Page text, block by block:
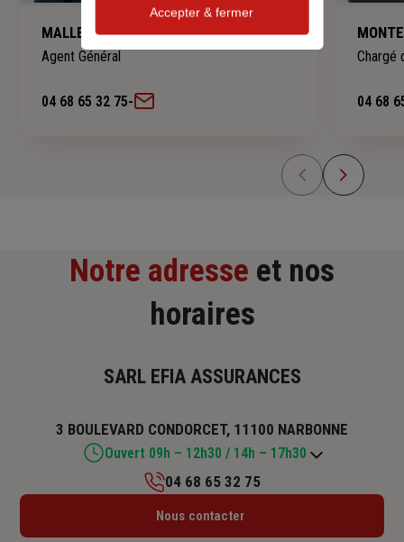
MALLEVAES Nicolas
Agent Général
04 68 65 32 75-
Chargé
04 68
Notre adresse et nos
horaires
SARL EFIA ASSURANCES
3 BOULEVARD CONDORCET, 11100 NARBONNE
Ouvert 09h – 12h30 / 14h – 17h30
Lundi : 09h – 12h30 / 14h – 17h30
04 68 65 32 75
Nous contacter
Accepter & fermer